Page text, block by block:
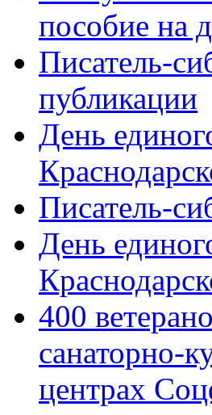
пособие на
Писатель-
публикации
День
Писатель-
День
400
санаторно-
центрах